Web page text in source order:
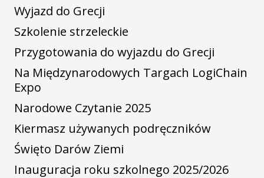
Wyjazd do Grecji
Szkolenie strzeleckie
Przygotowania do wyjazdu do Grecji
Na Międzynarodowych Targach LogiChain
Expo
Narodowe Czytanie 2025
Kiermasz używanych podręczników
Święto Darów Ziemi
Inauguracja roku szkolnego 2025/2026